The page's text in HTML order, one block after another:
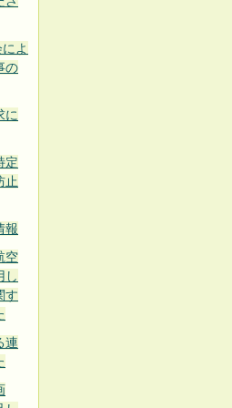
よ
の
に
定
止
報
空
し
す
連